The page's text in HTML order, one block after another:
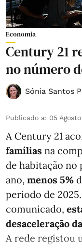
Economia
Century 21
no número
Sónia Santos
Publicado a: 05
A Century 21
famílias na
de habitação no
ano, menos 5%
período de
comunicado,
desaceleração
A rede registou